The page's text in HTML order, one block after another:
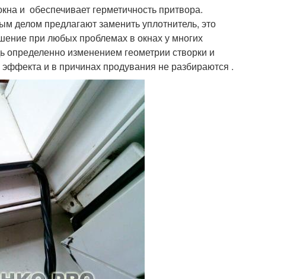
и обеспечивает герметичность притвора.
делом предлагают заменить уплотнитель, это
при любых проблемах в окнах у многих
изменением геометрии створки и
и в причинах продувания не разбираются .